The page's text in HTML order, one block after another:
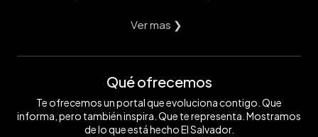
Ver mas ❯
Qué ofrecemos
Te ofrecemos un portal que evoluciona contigo. Que
informa, pero también inspira. Que te representa. Mostramos
de lo que está hecho El Salvador.